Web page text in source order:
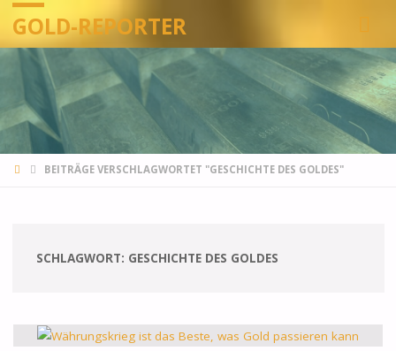
GOLD-REPORTER
STARTSEITE
BEITRÄGE VERSCHLAGWORTET "GESCHICHTE DES GOLDES"
SCHLAGWORT: GESCHICHTE DES GOLDES